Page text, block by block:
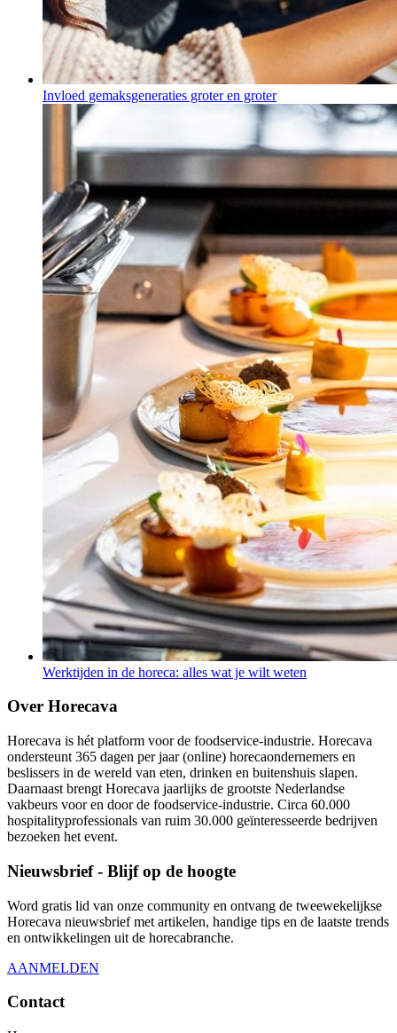
Invloed gemaksgeneraties groter en groter
Werktijden in de horeca: alles wat je wilt weten
Over Horecava
Horecava is hét platform voor de foodservice-industrie. Horecava
ondersteunt 365 dagen per jaar (online) horecaondernemers en
beslissers in de wereld van eten, drinken en buitenshuis slapen.
Daarnaast brengt Horecava jaarlijks de grootste Nederlandse
vakbeurs voor en door de foodservice-industrie. Circa 60.000
hospitalityprofessionals van ruim 30.000 geïnteresseerde bedrijven
bezoeken het event.
Nieuwsbrief - Blijf op de hoogte
Word gratis lid van onze community en ontvang de tweewekelijkse
Horecava nieuwsbrief met artikelen, handige tips en de laatste trends
en ontwikkelingen uit de horecabranche.
AANMELDEN
Contact